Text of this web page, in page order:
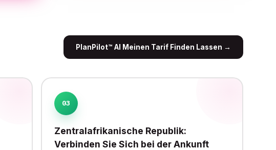
PlanPilot™ AI Meinen Tarif Finden Lassen →
03
Zentralafrikanische Republik:
Verbinden Sie Sich bei der Ankunft